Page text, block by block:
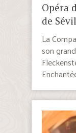
Opéra
de
La
son